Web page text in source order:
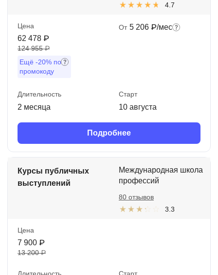
4.7
Цена
62 478 ₽
124 955 ₽
Ещё -20% по
промокоду
От 5 206 ₽/мес
Длительность
2 месяца
Старт
10 августа
Подробнее
Курсы публичных
выступлений
Международная школа
профессий
3.3
80 отзывов
Цена
7 900 ₽
13 200 ₽